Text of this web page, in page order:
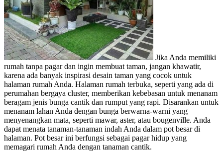
Jika Anda memiliki
rumah tanpa pagar dan ingin membuat taman, jangan khawatir,
karena ada banyak inspirasi desain taman yang cocok untuk
halaman rumah Anda. Halaman rumah terbuka, seperti yang ada di
perumahan bergaya cluster, memberikan kebebasan untuk menanam
beragam jenis bunga cantik dan rumput yang rapi. Disarankan untuk
menanam lahan Anda dengan bunga berwarna-warni yang
menyenangkan mata, seperti mawar, aster, atau bougenville. Anda
dapat menata tanaman-tanaman indah Anda dalam pot besar di
halaman. Pot besar ini berfungsi sebagai pagar hidup yang
memagari rumah Anda dengan tanaman cantik.